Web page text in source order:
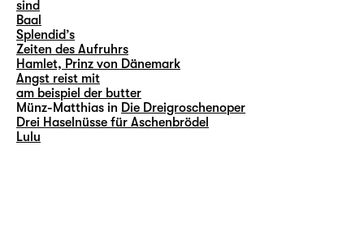
sind
Baal
Splendid’s
Zeiten des Aufruhrs
Hamlet, Prinz von Dänemark
Angst reist mit
am beispiel der butter
Münz-Matthias in Die Dreigroschenoper
Drei Haselnüsse für Aschenbrödel
Lulu